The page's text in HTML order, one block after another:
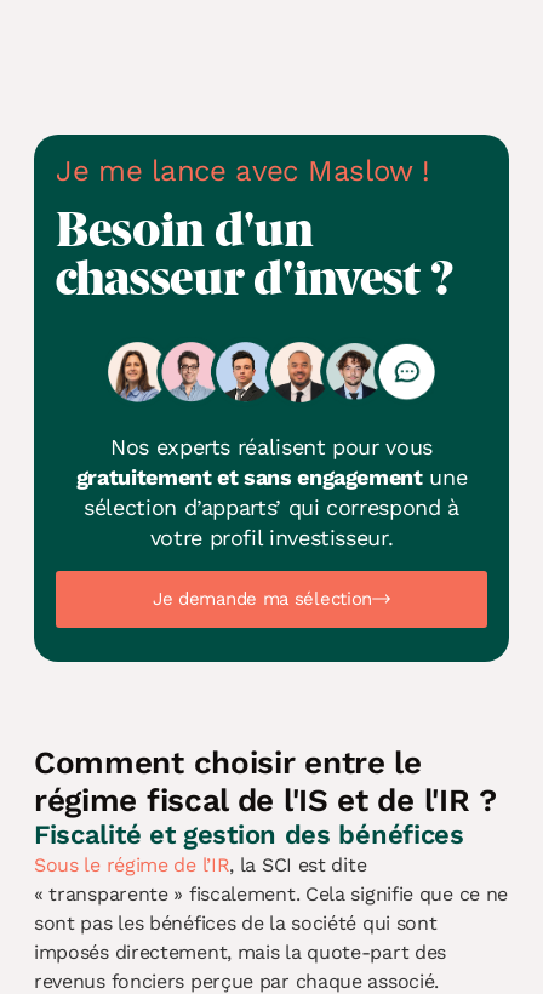
Je me lance avec Maslow !
Besoin d'un
chasseur d'invest ?
Nos experts réalisent pour vous
gratuitement et sans engagementune
sélection d’apparts’ qui correspond à
votre profil investisseur.
Je demande ma sélection
Comment choisir entre le
régime fiscal de l'IS et de l'IR ?
Fiscalité et gestion des bénéfices
Sous le régime de l’IR, la SCI est dite
« transparente » fiscalement. Cela signifie que ce ne
sont pas les bénéfices de la société qui sont
imposés directement, mais la quote-part des
revenus fonciers perçue par chaque associé.